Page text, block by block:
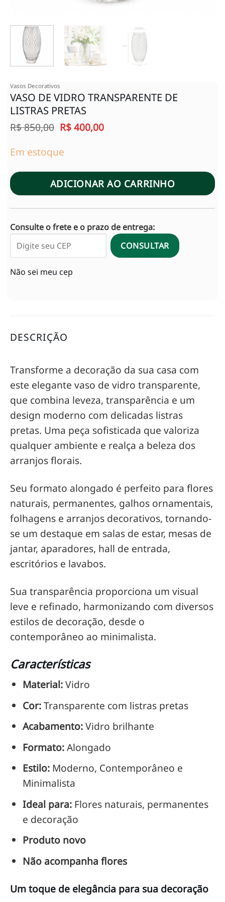
Vasos Decorativos
VASO DE VIDRO TRANSPARENTE DE
LISTRAS PRETAS
R$850,00 O
preço
era:
R$400,00O
Em estoque
ADICIONAR AO CARRINHO
Consulte o frete e o prazo de entrega:
CONSULTAR
Não sei meu cep
DESCRIÇÃO
Transforme a decoração da sua casa com
este elegante vaso de vidro transparente,
que combina leveza, transparência e um
design moderno com delicadas listras
pretas. Uma peça sofisticada que valoriza
qualquer ambiente e realça a beleza dos
arranjos florais.
Seu formato alongado é perfeito para flores
naturais, permanentes, galhos ornamentais,
folhagens e arranjos decorativos, tornando-
se um destaque em salas de estar, mesas de
jantar, aparadores, hall de entrada,
escritórios e lavabos.
Sua transparência proporciona um visual
leve e refinado, harmonizando com diversos
estilos de decoração, desde o
contemporâneo ao minimalista.
Características
Material:Vidro
Cor:Transparente com listras pretas
Acabamento:Vidro brilhante
Formato:Alongado
Estilo:Moderno, Contemporâneo e
Minimalista
Ideal para:Flores naturais, permanentes
e decoração
Produto novo
Não acompanha flores
Um toque de elegância para sua decoração